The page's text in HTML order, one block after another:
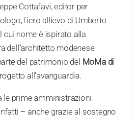
Cottafavi, editor per
fiero allievo di Umberto
cui nome è ispirato alla
dell’architetto modenese
del patrimonio del MoMa di
all’avanguardia.
le prime amministrazioni
– anche grazie al sostegno